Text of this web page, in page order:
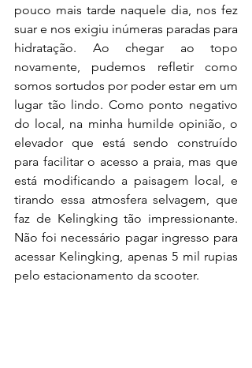
pouco mais tarde naquele dia, nos fez
suar e nos exigiu inúmeras paradas para
hidratação. Ao chegar ao topo
novamente, pudemos refletir como
somos sortudos por poder estar em um
lugar tão lindo. Como ponto negativo
do local, na minha humilde opinião, o
elevador que está sendo construído
para facilitar o acesso a praia, mas que
está modificando a paisagem local, e
tirando essa atmosfera selvagem, que
faz de Kelingking tão impressionante.
Não foi necessário pagar ingresso para
acessar Kelingking, apenas 5 mil rupias
pelo estacionamento da scooter.